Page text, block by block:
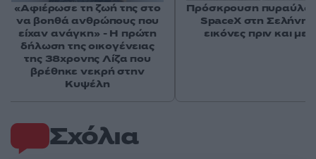
Σχόλια
«Αφιέρωσε τη ζωή της στο
να βοηθά ανθρώπους που
είχαν ανάγκη» - Η πρώτη
δήλωση της οικογένειας
της 38χρονης Λίζα που
βρέθηκε νεκρή στην
Κυψέλη
Πρόσκρουση
SpaceX στη Σελήνη:
εικόνες πριν και